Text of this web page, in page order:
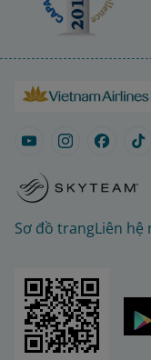
Sơ đồ trangLiên hệ